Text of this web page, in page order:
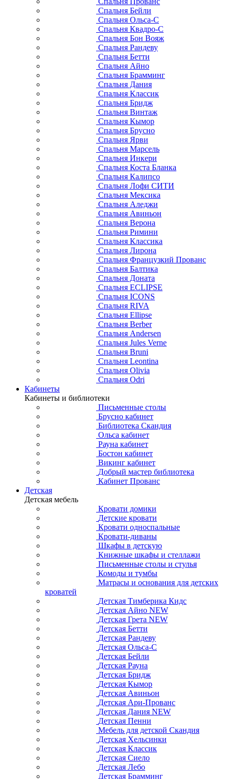
Спальня Бейли
Спальня Ольса-С
Спальня Квадро-С
Спальня Бон Вояж
Спальня Рандеву
Спальня Бетти
Спальня Айно
Спальня Брамминг
Спальня Дания
Спальня Классик
Спальня Бридж
Спальня Винтаж
Спальня Кымор
Спальня Брусно
Спальня Ярви
Спальня Марсель
Спальня Инкери
Спальня Коста Бланка
Спальня Калипсо
Спальня Лофи СИТИ
Спальня Мексика
Спальня Аледжи
Спальня Авиньон
Спальня Верона
Спальня Римини
Спальня Классика
Спальня Лирона
Спальня Французкий Прованс
Спальня Балтика
Спальня Доната
Спальня ECLIPSE
Спальня ICONS
Спальня RIVA
Спальня Ellipse
Спальня Berber
Спальня Andersen
Спальня Jules Verne
Спальня Bruni
Спальня Leontina
Спальня Olivia
Спальня Odri
Кабинеты
Кабинеты и библиотеки
Письменные столы
Брусно кабинет
Библиотека Скандия
Ольса кабинет
Рауна кабинет
Бостон кабинет
Викинг кабинет
Добрый мастер библиотека
Кабинет Прованс
Детская
Детская мебель
Кровати домики
Детские кровати
Кровати односпальные
Кровати-диваны
Шкафы в детскую
Книжные шкафы и стеллажи
Письменные столы и стулья
Комоды и тумбы
Матрасы и основания для детских
кроватей
Детская Тимберика Кидс
Детская Айно NEW
Детская Грета NEW
Детская Бетти
Детская Рандеву
Детская Ольса-С
Детская Бейли
Детская Рауна
Детская Бридж
Детская Кымор
Детская Авиньон
Детская Ари-Прованс
Детская Дания NEW
Детская Пенни
Мебель для детской Скандия
Детская Хельсинки
Детская Классик
Детская Сиело
Детская Лебо
Детская Брамминг